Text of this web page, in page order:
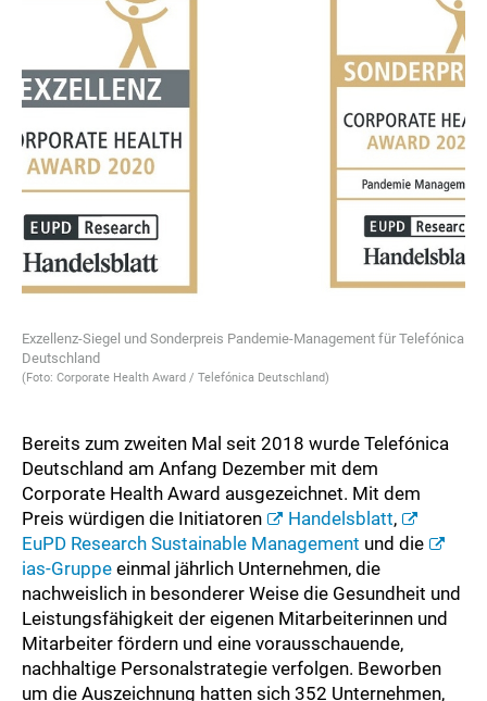
Exzellenz-Siegel und Sonderpreis Pandemie-Management für Telefónica
Deutschland
(Foto: Corporate Health Award / Telefónica Deutschland)
Bereits zum zweiten Mal seit 2018 wurde Telefónica
Deutschland am Anfang Dezember mit dem
Corporate Health Award ausgezeichnet. Mit dem
Preis würdigen die Initiatoren
Handelsblatt,
EuPD Research Sustainable Management und die
ias-Gruppe einmal jährlich Unternehmen, die
nachweislich in besonderer Weise die Gesundheit und
Leistungsfähigkeit der eigenen Mitarbeiterinnen und
Mitarbeiter fördern und eine vorausschauende,
nachhaltige Personalstrategie verfolgen. Beworben
um die Auszeichnung hatten sich 352 Unternehmen,